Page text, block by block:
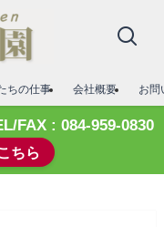
ちの仕事 会社概要 お問
FAX : 084-959-0830
ちら